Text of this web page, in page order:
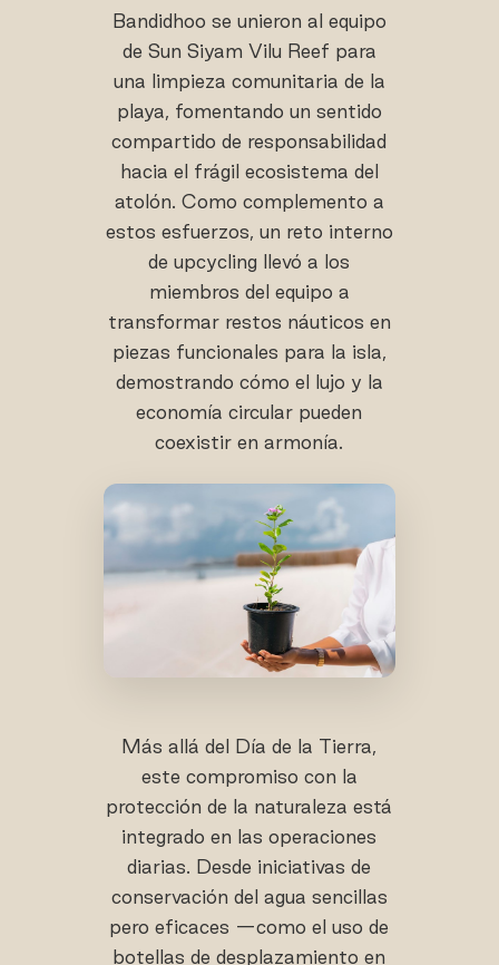
Bandidhoo se unieron al equipo
de Sun Siyam Vilu Reef para
una limpieza comunitaria de la
playa, fomentando un sentido
compartido de responsabilidad
hacia el frágil ecosistema del
atolón. Como complemento a
estos esfuerzos, un reto interno
de upcycling llevó a los
miembros del equipo a
transformar restos náuticos en
piezas funcionales para la isla,
demostrando cómo el lujo y la
economía circular pueden
coexistir en armonía.
Más allá del Día de la Tierra,
este compromiso con la
protección de la naturaleza está
integrado en las operaciones
diarias. Desde iniciativas de
conservación del agua sencillas
pero eficaces —como el uso de
botellas de desplazamiento en